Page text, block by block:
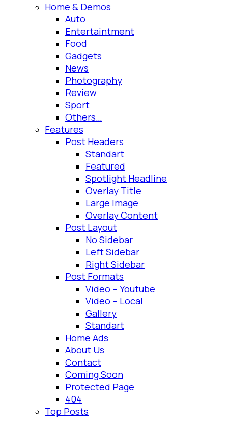
Home & Demos
Auto
Entertaintment
Food
Gadgets
News
Photography
Review
Sport
Others…
Features
Post Headers
Standart
Featured
Spotlight Headline
Overlay Title
Large Image
Overlay Content
Post Layout
No Sidebar
Left Sidebar
Right Sidebar
Post Formats
Video – Youtube
Video – Local
Gallery
Standart
Home Ads
About Us
Contact
Coming Soon
Protected Page
404
Top Posts